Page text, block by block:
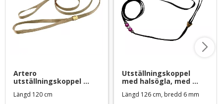
Artero
utställningskoppel
Längd 120 cm
Utställningskoppel
med halsögla, med
Längd 126 cm, bredd 6 mm